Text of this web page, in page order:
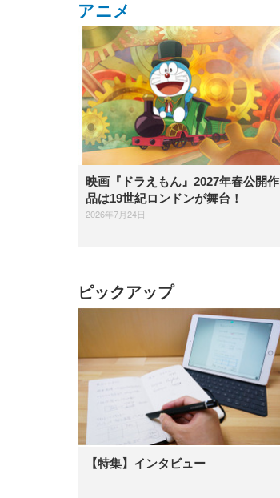
アニメ
映画『ドラえもん』2027年春公開作
品は19世紀ロンドンが舞台！
2026年7月24日
ピックアップ
【特集】インタビュー